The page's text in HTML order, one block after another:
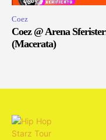
Coez
Coez @ Arena
(Macerata)